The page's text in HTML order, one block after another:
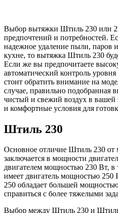
Выбор вытяжки Штиль 230 или
предпочтений и потребностей.
надежное удаление пыли, паров
кухне, то вытяжка Штиль 230
Если же вы предпочитаете
автоматический контроль уровня
стоит обратить внимание на
случае, правильно подобранная
чистый и свежий воздух в вашей
и комфортные условия для
Штиль 230
Основное отличие Штиль 230
заключается в мощности
двигателем мощностью 230 Вт,
имеет двигатель мощностью 250
250 обладает большей
справиться с более тяжелыми
Выбор между Штиль 230 и Штиль